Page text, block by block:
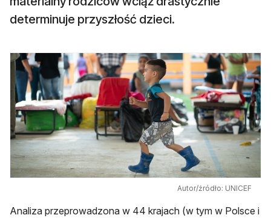
determinuje przyszłość dzieci.
Autor/źródło: UNICEF
Analiza przeprowadzona w 44 krajach (w tym w Polsce i